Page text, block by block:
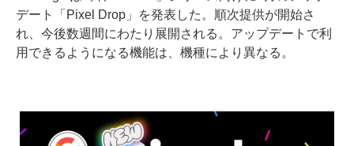
デート「Pixel Drop」を発表した。順次提供が開始さ
れ、今後数週間にわたり展開される。アップデートで利
用できるようになる機能は、機種により異なる。